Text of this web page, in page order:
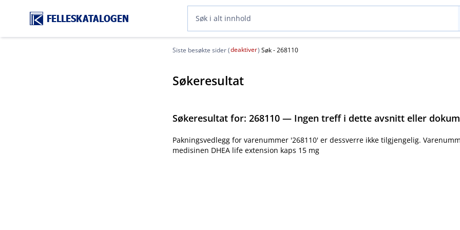
FELLESKATALOGEN
Siste besøkte sider (deaktiver) Søk - 268110
Søkeresultat
Søkeresultat for:268110 — Ingen treff i dette avsnitt eller
Pakningsvedlegg for varenummer '268110' er dessverre ikke tilgjengelig.
medisinen DHEA life extension kaps 15 mg